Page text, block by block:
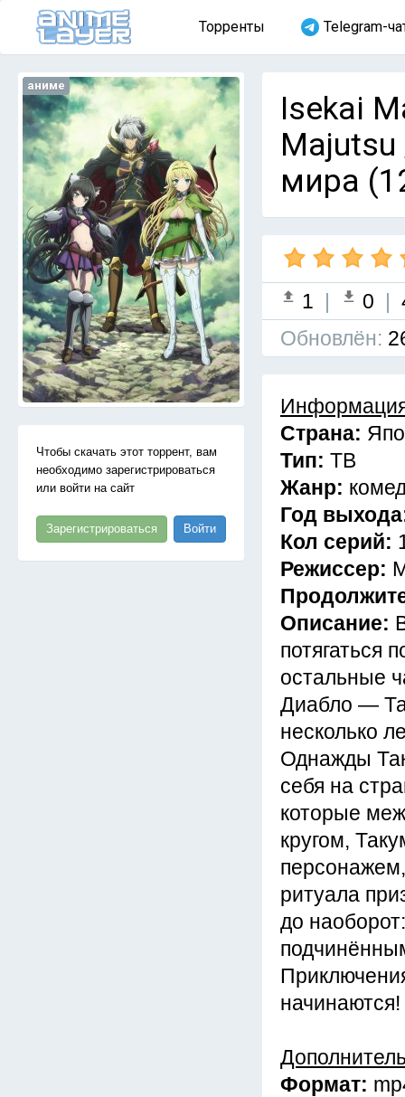
Торренты Telegram-
аниме
Чтобы скачать этот торрент, вам
необходимо зарегистрироваться
или войти на сайт
Зарегистрироваться Войти
Isekai
мира
1 | 0 |
Обновлён:
Страна:
Тип: ТВ
Жанр:
Год
Кол серий:
Режиссер:
Описание:
потягаться
остальные
Диабло —
несколько
Однажды
себя на
которые
кругом,
ритуала
до
начинаются!
Формат: